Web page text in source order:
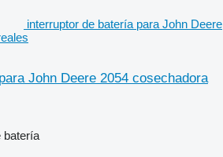
interruptor de batería para John Deere
John Deere 2054 cosechadora
batería